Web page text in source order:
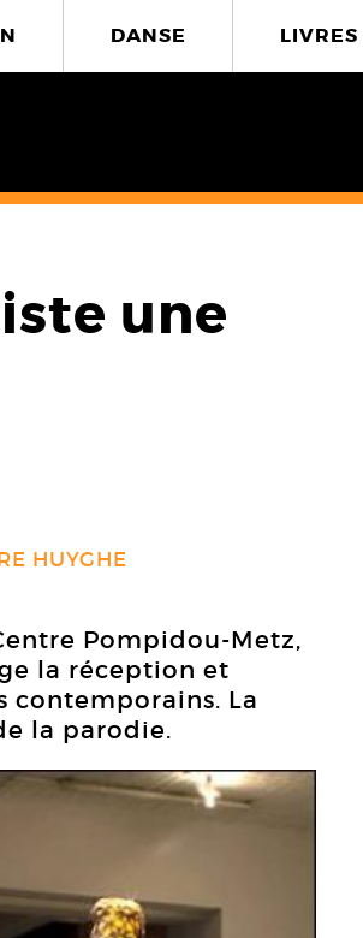
DANSE LIVRES
une
HUYGHE
Pompidou-Metz,
la réception et
contemporains. La
la parodie.